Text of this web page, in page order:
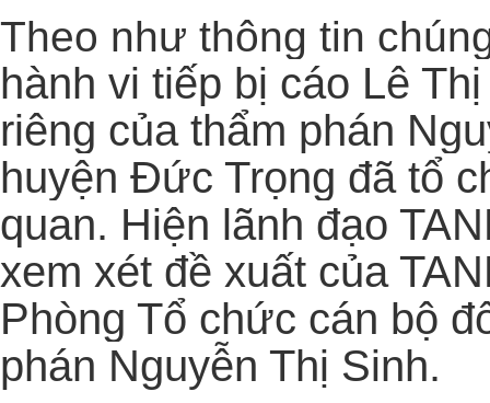
Theo như thông tin
hành vi tiếp bị cáo Lê
riêng của thẩm phán
huyện Đức Trọng đã tổ
quan. Hiện lãnh đạo
xem xét đề xuất của
Phòng Tổ chức cán bộ
phán Nguyễn Thị Sinh.